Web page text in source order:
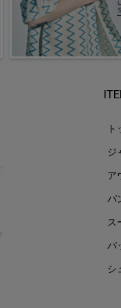
ジ
ア
パ
ス
バ
シ